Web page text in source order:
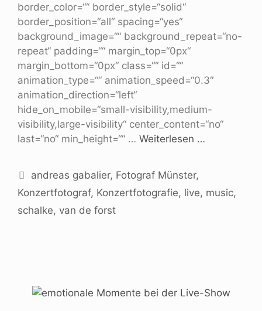
border_color=““ border_style=“solid“
border_position=“all“ spacing=“yes“
background_image=““ background_repeat=“no-
repeat“ padding=““ margin_top=“0px“
margin_bottom=“0px“ class=““ id=““
animation_type=““ animation_speed=“0.3″
animation_direction=“left“
hide_on_mobile=“small-visibility,medium-
visibility,large-visibility“ center_content=“no“
last=“no“ min_height=““ … Weiterlesen …
andreas gabalier, Fotograf Münster,
Konzertfotograf, Konzertfotografie, live, music,
schalke, van de forst